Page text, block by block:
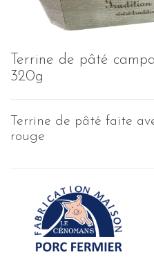
Terrine de pâté
320g
Terrine de pâté faite
rouge